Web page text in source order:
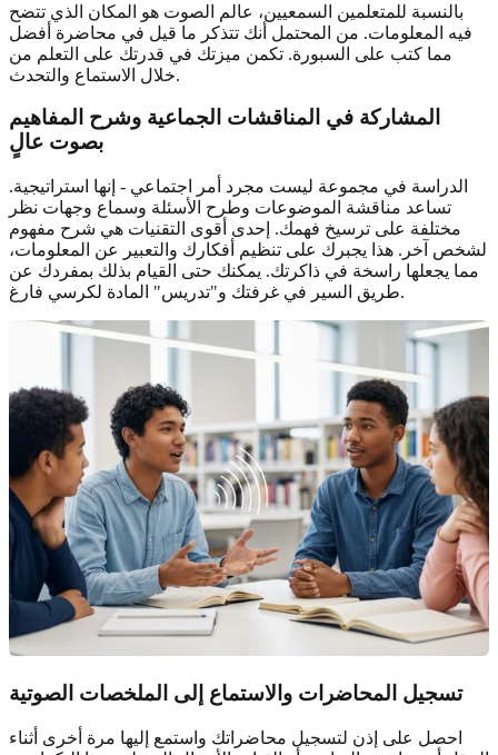
بالنسبة للمتعلمين السمعيين، عالم الصوت هو المكان الذي تتضح
فيه المعلومات. من المحتمل أنك تتذكر ما قيل في محاضرة أفضل
مما كتب على السبورة. تكمن ميزتك في قدرتك على التعلم من
خلال الاستماع والتحدث.
المشاركة في المناقشات الجماعية وشرح المفاهيم
بصوت عالٍ
الدراسة في مجموعة ليست مجرد أمر اجتماعي - إنها استراتيجية.
تساعد مناقشة الموضوعات وطرح الأسئلة وسماع وجهات نظر
مختلفة على ترسيخ فهمك. إحدى أقوى التقنيات هي شرح مفهوم
لشخص آخر. هذا يجبرك على تنظيم أفكارك والتعبير عن المعلومات،
مما يجعلها راسخة في ذاكرتك. يمكنك حتى القيام بذلك بمفردك عن
طريق السير في غرفتك و"تدريس" المادة لكرسي فارغ.
تسجيل المحاضرات والاستماع إلى الملخصات الصوتية
احصل على إذن لتسجيل محاضراتك واستمع إليها مرة أخرى أثناء